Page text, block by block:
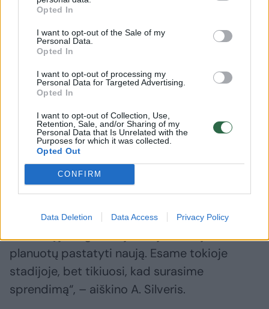
Opted In
I want to opt-out of the Sale of my
Personal Data.
Opted In
I want to opt-out of processing my
Personal Data for Targeted Advertising.
Opted In
I want to opt-out of Collection, Use,
Retention, Sale, and/or Sharing of my
Personal Data that Is Unrelated with the
Purposes for which it was collected.
Opted Out
CONFIRM
Data Deletion Data Access Privacy Policy
kuriuos turime kreipti dėmesį. Jeigu eitume
per JAV rinkas, daugybėje vietų, kur buvo
pastatytos arenos, susikūrė bendruomenės
centrai, atsirado komercinės erdvės,
gyvenamosios vietos – yra galimybė
Greitu metu mes pereisime į kitą lygį ir
pradėsime rengti konkretesnius pokalbius,
pavyzdžiui, jeigu esi susidomėjęs, klausime,
kokioje tiksliai rinkoje reiškiamas
susidomėjimas, kaip būtų valdoma komanda,
planuotų pastatyti naują. Esame tokioje
stadijoje, bet tikiuosi, kad surasime
sprendimą“, – aiškino A. Silveris.